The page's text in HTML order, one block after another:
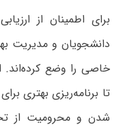
برای اطمینان از
دانشجویان و مدیریت
خاصی را وضع کرده‌اند.
تا برنامه‌ریزی بهتری
شدن و محرومیت از